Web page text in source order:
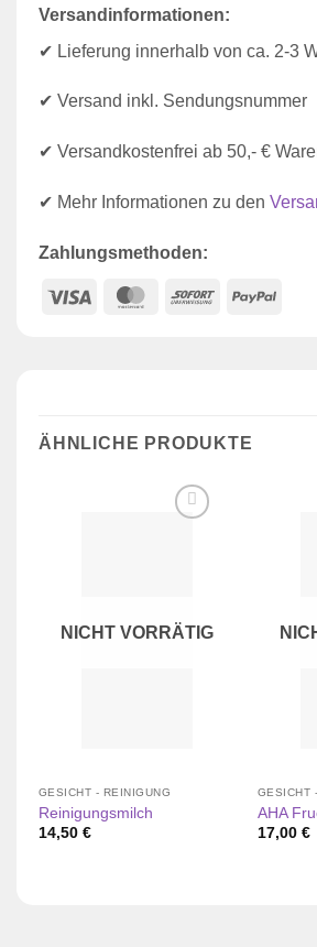
Versandinformationen:
✔ Lieferung innerhalb von ca. 2-3
✔ Versand inkl. Sendungsnummer
✔ Versandkostenfrei ab 50,- €
✔ Mehr Informationen zu den
Zahlungsmethoden:
Visa MasterCard
Sofort
ÄHNLICHE PRODUKTE
NICHT VORRÄTIG
GESICHT - REINIGUNG
Reinigungsmilch
14,50 €
GESICHT
AHA
17,00 €